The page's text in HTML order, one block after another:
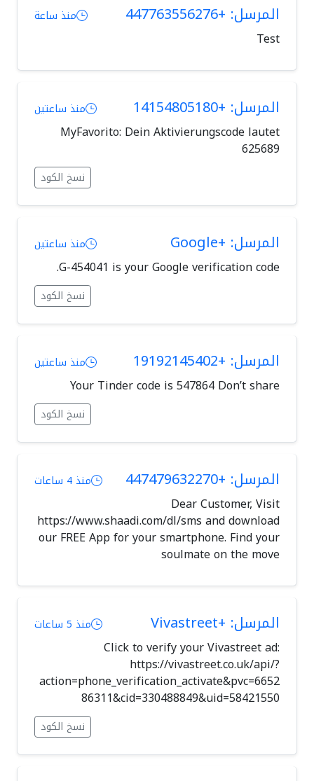
المرسل: +447763556276 منذ ساعة
Test
المرسل: +14154805180 منذ ساعتين
MyFavorito: Dein Aktivierungscode lautet
625689
نسخ الكود
المرسل: +Google منذ ساعتين
G-454041 is your Google verification code.
نسخ الكود
المرسل: +19192145402 منذ ساعتين
Your Tinder code is 547864 Don’t share
نسخ الكود
المرسل: +447479632270 منذ 4 ساعات
Dear Customer, Visit
https://www.shaadi.com/dl/sms and download
our FREE App for your smartphone. Find your
soulmate on the move
المرسل: +Vivastreet منذ 5 ساعات
Click to verify your Vivastreet ad:
https://vivastreet.co.uk/api/?
action=phone_verification_activate&pvc=6652
86311&cid=330488849&uid=58421550
نسخ الكود